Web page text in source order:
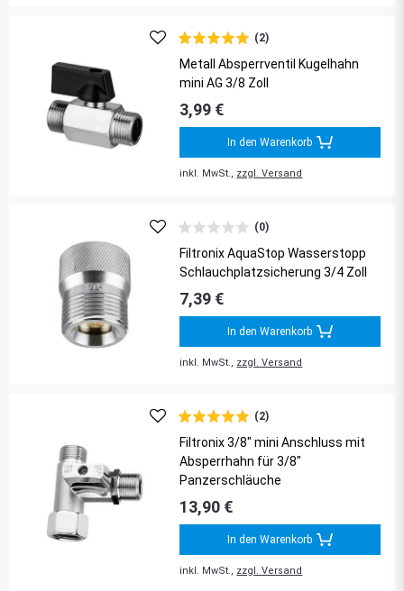
(2)
Metall Absperrventil Kugelhahn
mini AG 3/8 Zoll
3,99 €
In den Warenkorb
inkl. MwSt., zzgl. Versand
(0)
Filtronix AquaStop Wasserstopp
Schlauchplatzsicherung 3/4 Zoll
7,39 €
In den Warenkorb
inkl. MwSt., zzgl. Versand
(2)
Filtronix 3/8" mini Anschluss mit
Absperrhahn für 3/8"
Panzerschläuche
13,90 €
In den Warenkorb
inkl. MwSt., zzgl. Versand